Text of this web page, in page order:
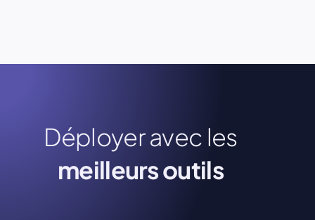
Déployer avec les
meilleurs outils